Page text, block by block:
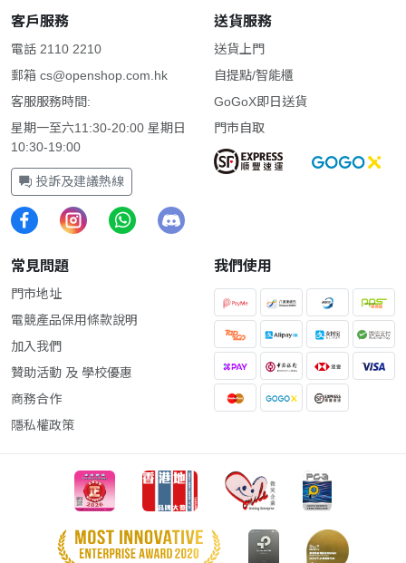
客戶服務
電話 2110 2210
郵箱 cs@openshop.com.hk
客服服務時間:
星期一至六11:30-20:00 星期日
10:30-19:00
投訴及建議熱線
送貨服務
送貨上門
自提點/智能櫃
GoGoX即日送貨
門市自取
常見問題
門市地址
電競產品保用條款說明
加入我們
贊助活動 及 學校優惠
商務合作
隱私權政策
我們使用